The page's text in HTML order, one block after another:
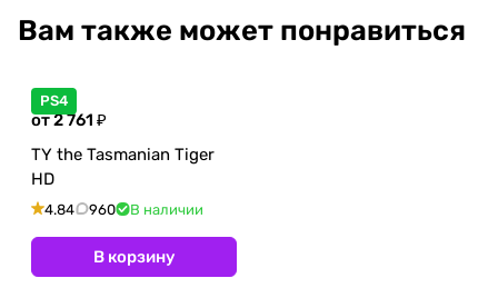
Вам также может понравиться
PS4
от 2 761 ₽
TY the Tasmanian Tiger
HD
4.84 960 В наличии
В корзину